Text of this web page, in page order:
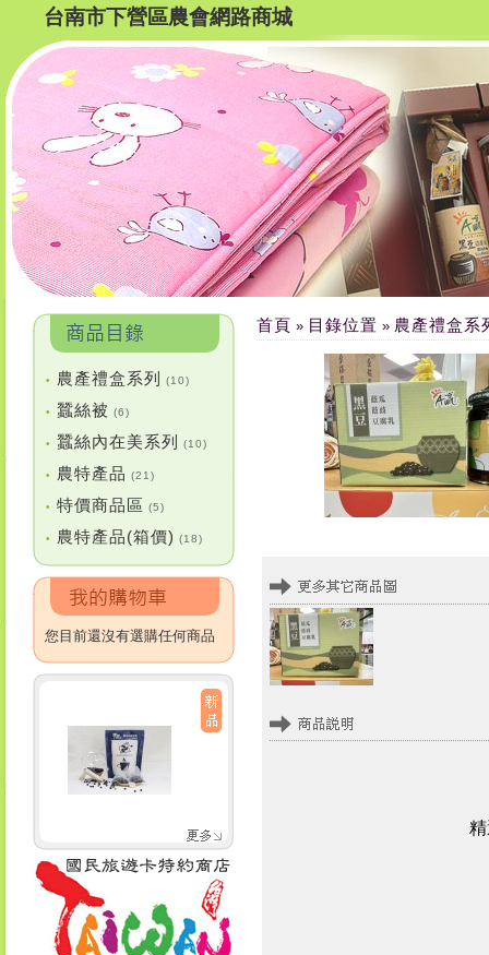
台南市下營區農會網路商城
• 農產禮盒系列 (10)
• 蠶絲被 (6)
• 蠶絲內在美系列 (10)
• 農特產品 (21)
• 特價商品區 (5)
• 農特產品(箱價) (18)
您目前還沒有選購任何商品
首頁 » 目錄位置 » 農產禮盒系